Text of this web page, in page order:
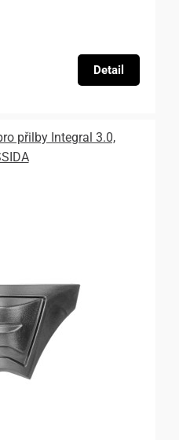
Detail
přilby Integral 3.0,